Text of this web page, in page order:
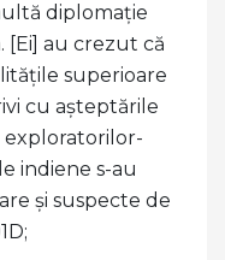
diplomație
[Ei] au crezut că
superioare
cu așteptările
exploratorilor-
indiene s-au
și suspecte de